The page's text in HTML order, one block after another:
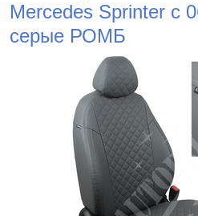
Mercedes Sprinter c
серые РОМБ